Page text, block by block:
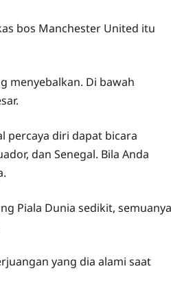
bos Manchester United itu
menyebalkan. Di bawah
percaya diri dapat bicara
dan Senegal. Bila Anda
Piala Dunia sedikit, semuanya
yang dia alami saat